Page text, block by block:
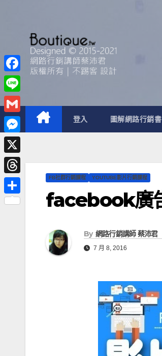
登入 圖解網路行銷書
FB社群行銷課程 YOUTUBE影片行銷課程
facebook廣
By 網路行銷講師 蔡沛君
7 月 8, 2016
F
a
c
e
b
o
o
k
L
i
n
e
G
m
a
i
M
e
s
s
e
X
T
h
分